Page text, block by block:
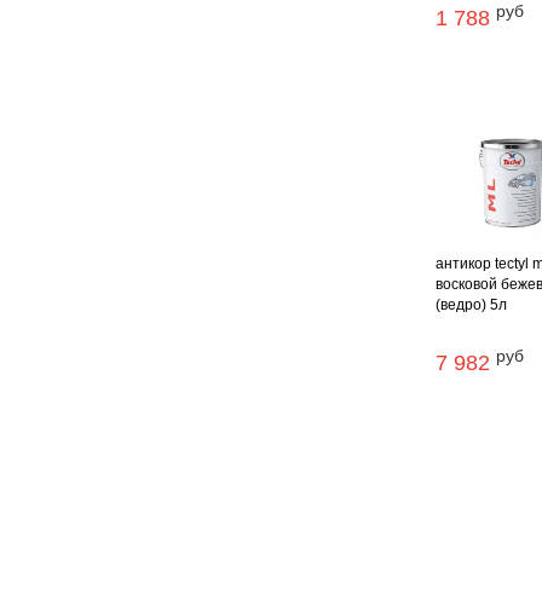
1 788 руб
антикор tectyl
восковой
(ведро) 5л
7 982 руб